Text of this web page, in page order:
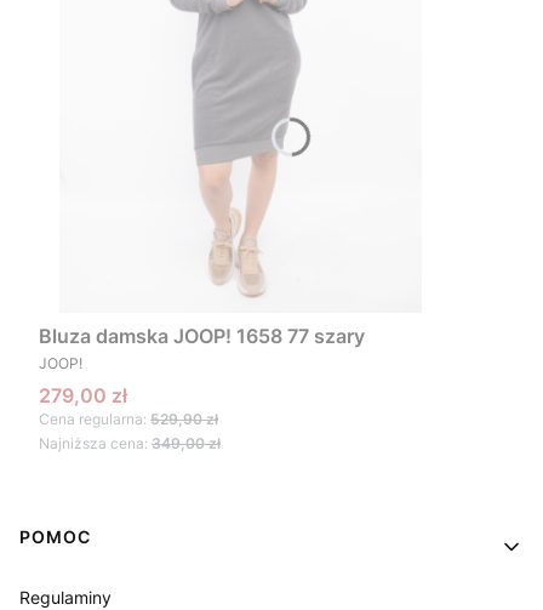
Bluza damska JOOP! 1658 77 szary
PRODUCENT
JOOP!
Cena promocyjna
279,00 zł
Cena regularna: 529,90 zł
Najniższa cena: 349,00 zł
Linki w stopce
POMOC
Regulaminy